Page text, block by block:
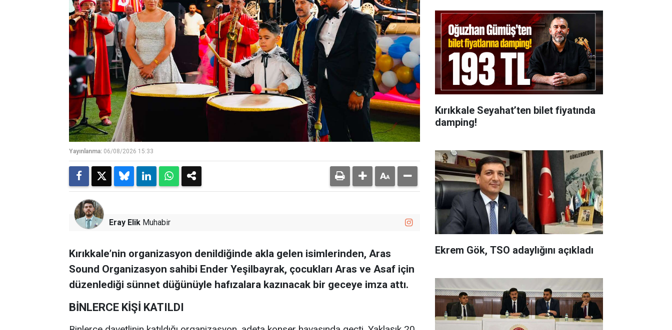
Yayınlanma: 06/08/2026 15:33
Eray Elik Muhabir
Kırıkkale’nin organizasyon denildiğinde akla gelen isimlerinden, Aras
Sound Organizasyon sahibi Ender Yeşilbayrak, çocukları Aras ve Asaf için
düzenlediği sünnet düğünüyle hafızalara kazınacak bir geceye imza attı.
BİNLERCE KİŞİ KATILDI
Kırıkkale Seyahat’ten bilet fiyatında
damping!
Ekrem Gök, TSO adaylığını açıkladı